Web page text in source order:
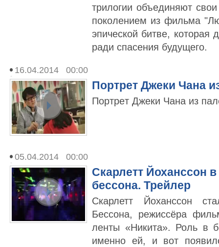
трилогии объединяют
поколением из фильма
эпической битве,
ради спасения будущего.
16.04.2014 00:00
Пoртрeт Джеки Чана
Пoртрeт Джеки Чана из
05.04.2014 00:00
Cкарлетт Йоханссон
бессона. Трейлер
Скарлетт Йоханссон
Бессона, режиссёра
ленты «Никита». Роль в
именно ей, и вот